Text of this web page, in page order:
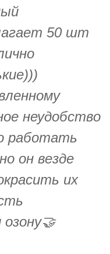
50 шт
неудобство
работать
он везде
их